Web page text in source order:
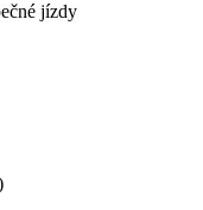
jízdy